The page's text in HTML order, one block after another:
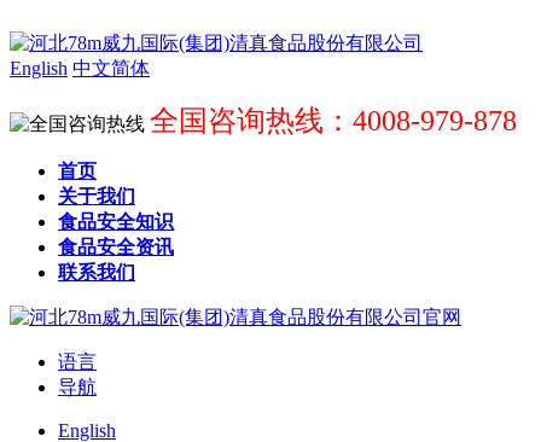
English 中文简体
全国咨询热线：4008-979-878
首页
关于我们
食品安全知识
食品安全资讯
联系我们
语言
导航
English